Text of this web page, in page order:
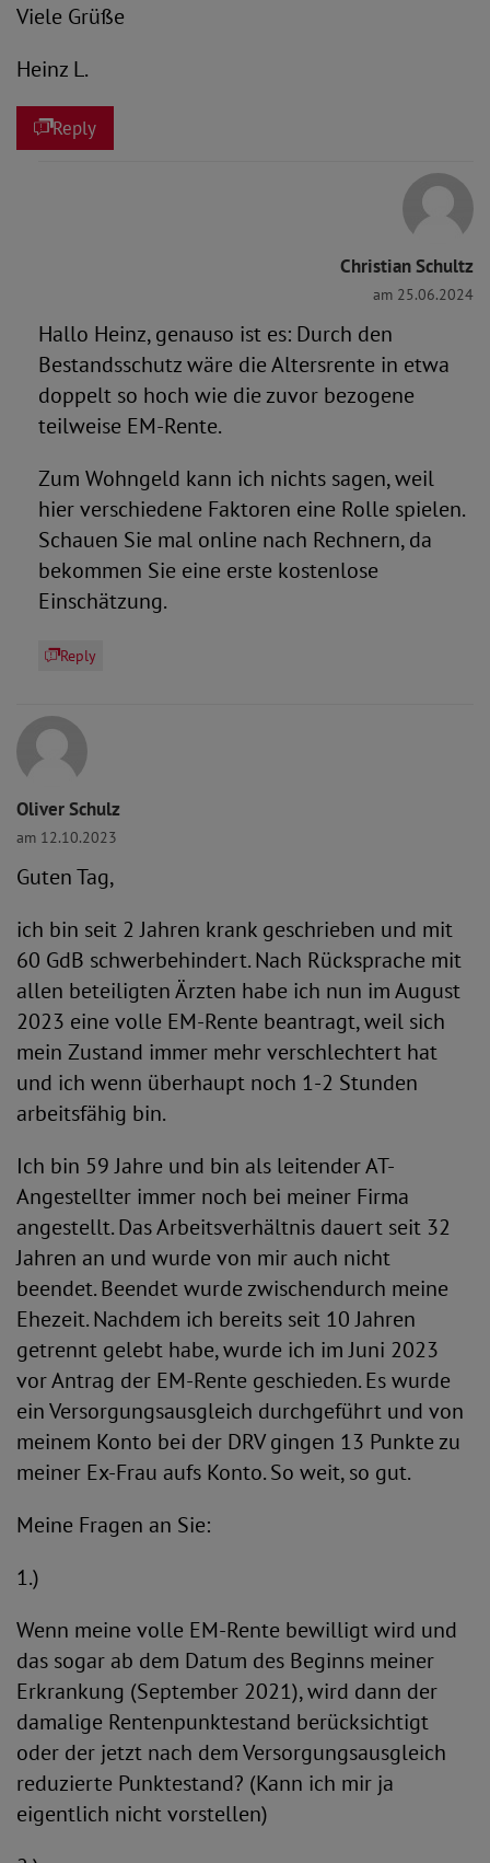
Viele Grüße
Heinz L.
Reply
Christian Schultz
am 25.06.2024
Hallo Heinz, genauso ist es: Durch den
Bestandsschutz wäre die Altersrente in etwa
doppelt so hoch wie die zuvor bezogene
teilweise EM-Rente.
Zum Wohngeld kann ich nichts sagen, weil
hier verschiedene Faktoren eine Rolle spielen.
Schauen Sie mal online nach Rechnern, da
bekommen Sie eine erste kostenlose
Einschätzung.
Reply
Oliver Schulz
am 12.10.2023
Guten Tag,
ich bin seit 2 Jahren krank geschrieben und mit
60 GdB schwerbehindert. Nach Rücksprache mit
allen beteiligten Ärzten habe ich nun im August
2023 eine volle EM-Rente beantragt, weil sich
mein Zustand immer mehr verschlechtert hat
und ich wenn überhaupt noch 1-2 Stunden
arbeitsfähig bin.
Ich bin 59 Jahre und bin als leitender AT-
Angestellter immer noch bei meiner Firma
angestellt. Das Arbeitsverhältnis dauert seit 32
Jahren an und wurde von mir auch nicht
beendet. Beendet wurde zwischendurch meine
Ehezeit. Nachdem ich bereits seit 10 Jahren
getrennt gelebt habe, wurde ich im Juni 2023
vor Antrag der EM-Rente geschieden. Es wurde
ein Versorgungsausgleich durchgeführt und von
meinem Konto bei der DRV gingen 13 Punkte zu
meiner Ex-Frau aufs Konto. So weit, so gut.
Meine Fragen an Sie:
1.)
Wenn meine volle EM-Rente bewilligt wird und
das sogar ab dem Datum des Beginns meiner
Erkrankung (September 2021), wird dann der
damalige Rentenpunktestand berücksichtigt
oder der jetzt nach dem Versorgungsausgleich
reduzierte Punktestand? (Kann ich mir ja
eigentlich nicht vorstellen)